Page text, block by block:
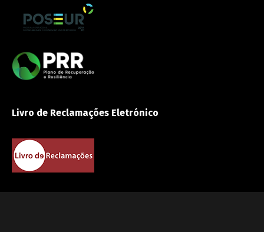
Livro de Reclamações Eletrónico